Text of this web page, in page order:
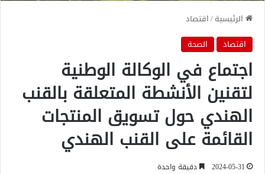
الرئيسية/اقتصاد
اقتصاد
الصحة
اجتماع في الوكالة الوطنية
لتقنين الأنشطة المتعلقة بالقنب
الهندي حول تسويق المنتجات
القائمة على القنب الهندي
2024-05-31 دقيقة واحدة